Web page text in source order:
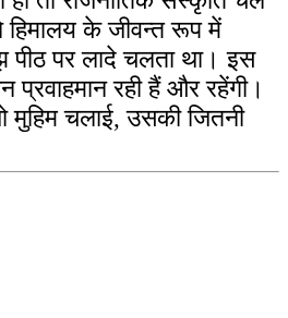
हिमालय के जीवन्त रूप में
पीठ पर लादे चलता था। इस
रही हैं और रहेंगी।
मुहिम चलाई, उसकी जितनी